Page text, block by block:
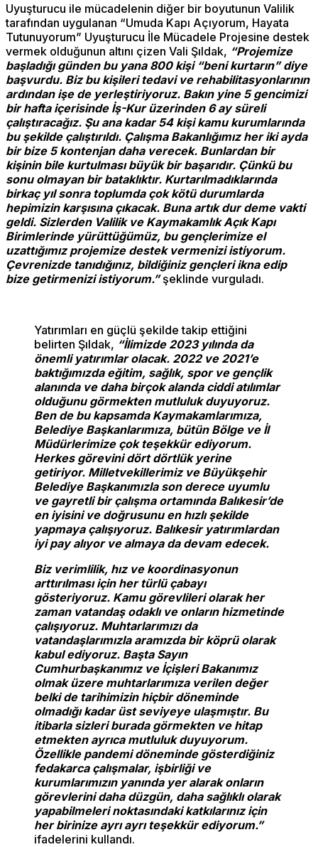
Uyuşturucu ile mücadelenin diğer bir boyutunun Valilik
tarafından uygulanan “Umuda Kapı Açıyorum, Hayata
Tutunuyorum” Uyuşturucu İle Mücadele Projesine destek
vermek olduğunun altını çizen Vali Şıldak, “Projemize
başladığı günden bu yana 800 kişi “beni kurtarın” diye
başvurdu. Biz bu kişileri tedavi ve rehabilitasyonlarının
ardından işe de yerleştiriyoruz. Bakın yine 5 gencimizi
bir hafta içerisinde İş-Kur üzerinden 6 ay süreli
çalıştıracağız. Şu ana kadar 54 kişi kamu kurumlarında
bu şekilde çalıştırıldı. Çalışma Bakanlığımız her iki ayda
bir bize 5 kontenjan daha verecek. Bunlardan bir
kişinin bile kurtulması büyük bir başarıdır. Çünkü bu
sonu olmayan bir bataklıktır. Kurtarılmadıklarında
birkaç yıl sonra toplumda çok kötü durumlarda
hepimizin karşısına çıkacak. Buna artık dur deme vakti
geldi. Sizlerden Valilik ve Kaymakamlık Açık Kapı
Birimlerinde yürüttüğümüz, bu gençlerimize el
uzattığımız projemize destek vermenizi istiyorum.
Çevrenizde tanıdığınız, bildiğiniz gençleri ikna edip
bize getirmenizi istiyorum.”şeklinde vurguladı.
Yatırımları en güçlü şekilde takip ettiğini
belirten Şıldak, “İlimizde 2023 yılında da
önemli yatırımlar olacak. 2022 ve 2021’e
baktığımızda eğitim, sağlık, spor ve gençlik
alanında ve daha birçok alanda ciddi atılımlar
olduğunu görmekten mutluluk duyuyoruz.
Ben de bu kapsamda Kaymakamlarımıza,
Belediye Başkanlarımıza, bütün Bölge ve İl
Müdürlerimize çok teşekkür ediyorum.
Herkes görevini dört dörtlük yerine
getiriyor. Milletvekillerimiz ve Büyükşehir
Belediye Başkanımızla son derece uyumlu
ve gayretli bir çalışma ortamında Balıkesir’de
en iyisini ve doğrusunu en hızlı şekilde
yapmaya çalışıyoruz. Balıkesir yatırımlardan
iyi pay alıyor ve almaya da devam edecek.
Biz verimlilik, hız ve koordinasyonun
arttırılması için her türlü çabayı
gösteriyoruz. Kamu görevlileri olarak her
zaman vatandaş odaklı ve onların hizmetinde
çalışıyoruz. Muhtarlarımızı da
vatandaşlarımızla aramızda bir köprü olarak
kabul ediyoruz. Başta Sayın
Cumhurbaşkanımız ve İçişleri Bakanımız
olmak üzere muhtarlarımıza verilen değer
belki de tarihimizin hiçbir döneminde
olmadığı kadar üst seviyeye ulaşmıştır. Bu
itibarla sizleri burada görmekten ve hitap
etmekten ayrıca mutluluk duyuyorum.
Özellikle pandemi döneminde gösterdiğiniz
fedakarca çalışmalar, işbirliği ve
kurumlarımızın yanında yer alarak onların
görevlerini daha düzgün, daha sağlıklı olarak
yapabilmeleri noktasındaki katkılarınız için
her birinize ayrı ayrı teşekkür ediyorum.”
ifadelerini kullandı.